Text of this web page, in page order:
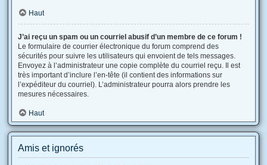
Haut
J’ai reçu un spam ou un courriel abusif d’un membre de ce forum !
Le formulaire de courrier électronique du forum comprend des
sécurités pour suivre les utilisateurs qui envoient de tels messages.
Envoyez à l’administrateur une copie complète du courriel reçu. Il est
très important d’inclure l’en-tête (il contient des informations sur
l’expéditeur du courriel). L’administrateur pourra alors prendre les
mesures nécessaires.
Haut
Amis et ignorés